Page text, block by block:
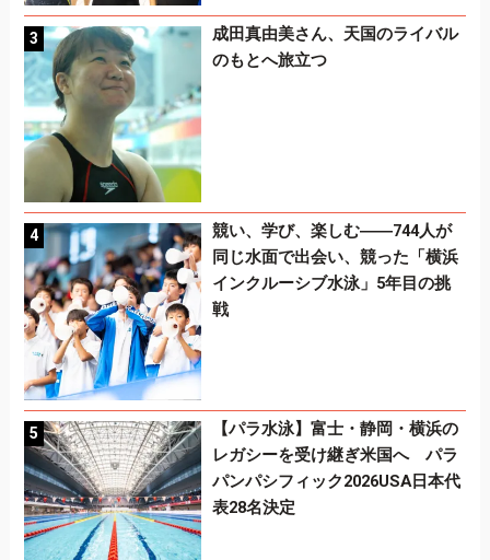
成田真由美さん、天国のライバル
のもとへ旅立つ
競い、学び、楽しむ――744人が
同じ水面で出会い、競った「横浜
インクルーシブ水泳」5年目の挑
戦
【パラ水泳】富士・静岡・横浜の
レガシーを受け継ぎ米国へ パラ
パンパシフィック2026USA日本代
表28名決定